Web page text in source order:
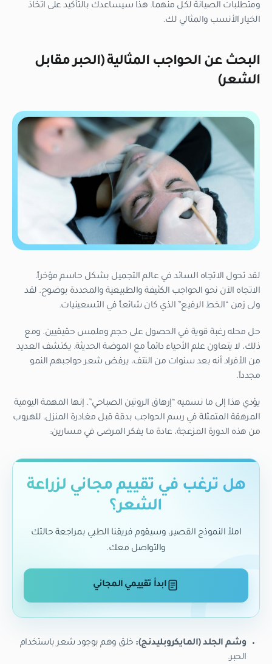
ومتطلبات الصيانة لكل منهما. هذا سيساعدك بالتأكيد على اتخاذ
الخيار الأنسب والمثالي لك.
البحث عن الحواجب المثالية (الحبر مقابل
الشعر)
لقد تحول الاتجاه السائد في عالم التجميل بشكل حاسم مؤخراً.
الاتجاه الآن نحو الحواجب الكثيفة والطبيعية والمحددة بوضوح. لقد
ولى زمن “الخط الرفيع” الذي كان شائعاً في التسعينيات.
حل محله رغبة قوية في الحصول على حجم وملمس حقيقيين. ومع
ذلك، لا يتعاون علم الأحياء دائماً مع الموضة الحديثة. يكتشف العديد
من الأفراد أنه بعد سنوات من النتف، يرفض شعر حواجبهم النمو
مجدداً.
يؤدي هذا إلى ما نسميه “إرهاق الروتين الصباحي”. إنها المهمة اليومية
المرهقة المتمثلة في رسم الحواجب بدقة قبل مغادرة المنزل. للهروب
من هذه الدورة المزعجة، عادة ما يفكر المرضى في مسارين:
هل ترغب في تقييم مجاني لزراعة
الشعر؟
املأ النموذج القصير، وسيقوم فريقنا الطبي بمراجعة حالتك
والتواصل معك.
ابدأ تقييمي المجاني
وشم الجلد (المايكروبليدنج): خلق وهم بوجود شعر باستخدام
الحبر.